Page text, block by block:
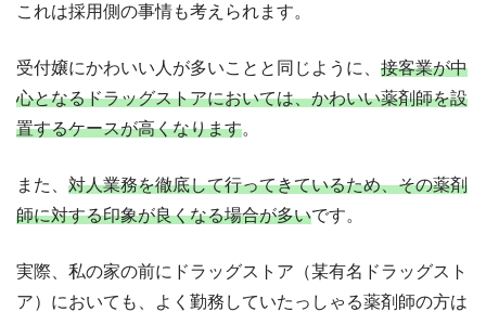
これは採用側の事情も考えられます。
受付嬢にかわいい人が多いことと同じように、 接客業が中
心となるドラッグストアにおいては、かわいい薬剤師を設
置するケースが高くなります。
また、 対人業務を徹底して行ってきているため、その薬剤
師に対する印象が良くなる場合が多いです。
実際、私の家の前にドラッグストア（某有名ドラッグスト
ア）においても、よく勤務していたっしゃる薬剤師の方は